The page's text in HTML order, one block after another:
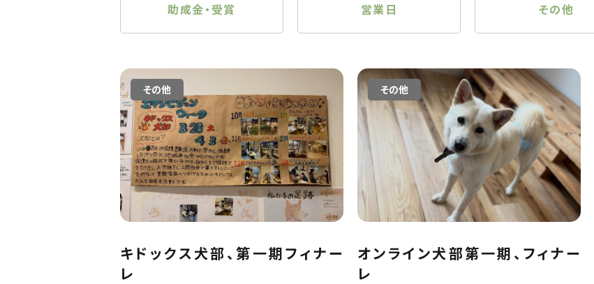
助成金・受賞 営業日 その他
その他
キドックス犬部、第一期フィナー
レ
その他
オンライン犬部第一期、フィナー
レ